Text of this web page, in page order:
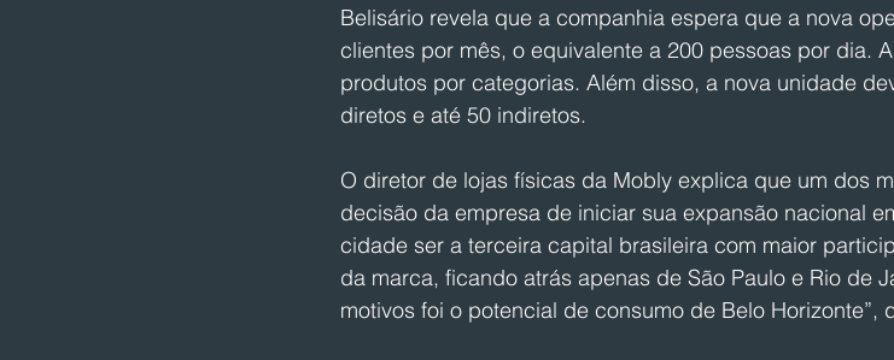
Belisário revela que a companhia espera que a nova
clientes por mês, o equivalente a 200 pessoas por dia.
produtos por categorias. Além disso, a nova unidade
diretos e até 50 indiretos.
O diretor de lojas físicas da Mobly explica que um dos
decisão da empresa de iniciar sua expansão nacional
cidade ser a terceira capital brasileira com maior
da marca, ficando atrás apenas de São Paulo e Rio de
motivos foi o potencial de consumo de Belo Horizonte”,